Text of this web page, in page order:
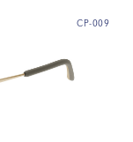
CP-009